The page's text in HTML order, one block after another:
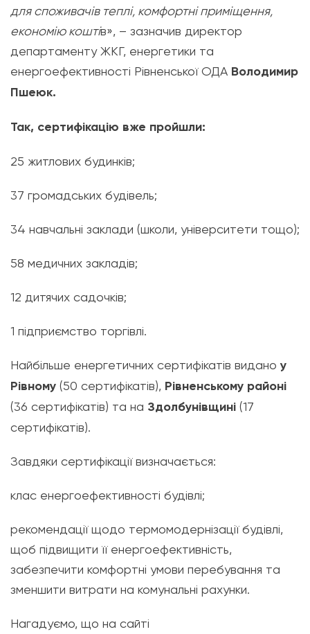
для споживачів теплі, комфортні приміщення,
економію коштів», – зазначив директор
департаменту ЖКГ, енергетики та
енергоефективності Рівненської ОДА Володимир
Пшеюк.
Так, сертифікацію вже пройшли:
25 житлових будинків;
37 громадських будівель;
34 навчальні заклади (школи, університети тощо);
58 медичних закладів;
12 дитячих садочків;
1 підприємство торгівлі.
Найбільше енергетичних сертифікатів виданоу
Рівному (50 сертифікатів), Рівненському районі
(36 сертифікатів) та на Здолбунівщині (17
сертифікатів).
Завдяки сертифікації визначається:
клас енергоефективності будівлі;
рекомендації щодо термомодернізації будівлі,
щоб підвищити її енергоефективність,
забезпечити комфортні умови перебування та
зменшити витрати на комунальні рахунки.
Нагадуємо, що на сайті